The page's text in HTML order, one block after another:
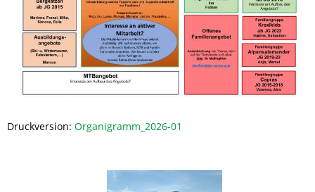
Druckversion: Organigramm_2026-01